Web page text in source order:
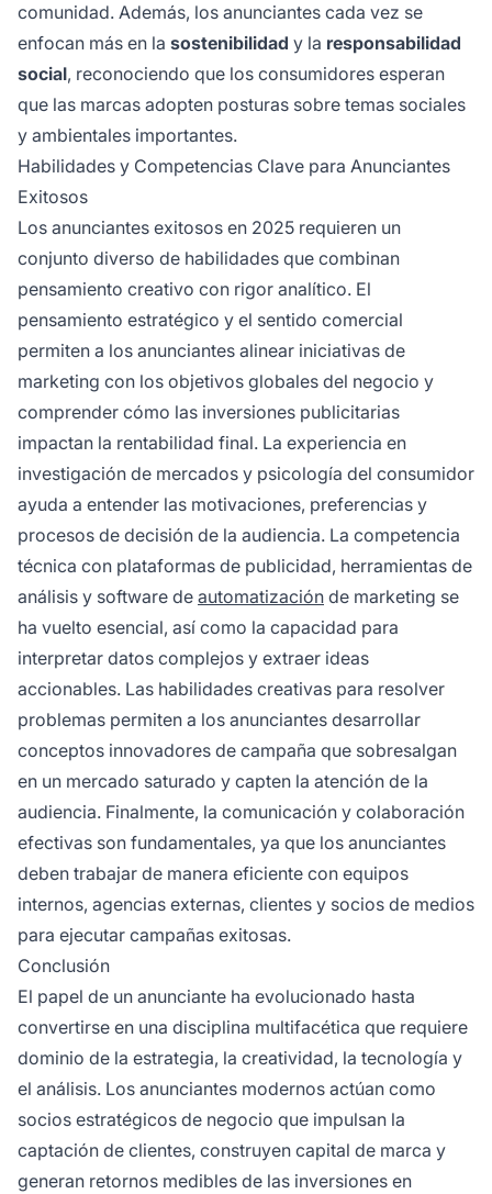
comunidad. Además, los anunciantes cada vez se
enfocan más en la sostenibilidad y la responsabilidad
social, reconociendo que los consumidores esperan
que las marcas adopten posturas sobre temas sociales
y ambientales importantes.
Habilidades y Competencias Clave para Anunciantes
Exitosos
Los anunciantes exitosos en 2025 requieren un
conjunto diverso de habilidades que combinan
pensamiento creativo con rigor analítico. El
pensamiento estratégico y el sentido comercial
permiten a los anunciantes alinear iniciativas de
marketing con los objetivos globales del negocio y
comprender cómo las inversiones publicitarias
impactan la rentabilidad final. La experiencia en
investigación de mercados y psicología del consumidor
ayuda a entender las motivaciones, preferencias y
procesos de decisión de la audiencia. La competencia
técnica con plataformas de publicidad, herramientas de
análisis y software de automatización de marketing se
ha vuelto esencial, así como la capacidad para
interpretar datos complejos y extraer ideas
accionables. Las habilidades creativas para resolver
problemas permiten a los anunciantes desarrollar
conceptos innovadores de campaña que sobresalgan
en un mercado saturado y capten la atención de la
audiencia. Finalmente, la comunicación y colaboración
efectivas son fundamentales, ya que los anunciantes
deben trabajar de manera eficiente con equipos
internos, agencias externas, clientes y socios de medios
para ejecutar campañas exitosas.
Conclusión
El papel de un anunciante ha evolucionado hasta
convertirse en una disciplina multifacética que requiere
dominio de la estrategia, la creatividad, la tecnología y
el análisis. Los anunciantes modernos actúan como
socios estratégicos de negocio que impulsan la
captación de clientes, construyen capital de marca y
generan retornos medibles de las inversiones en